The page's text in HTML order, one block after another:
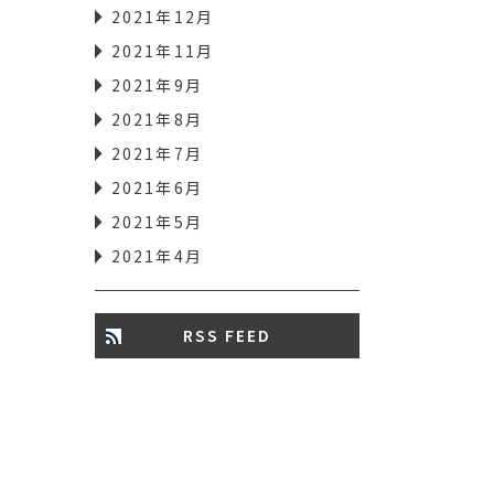
2021年12月
2021年11月
2021年9月
2021年8月
2021年7月
2021年6月
2021年5月
2021年4月
RSS FEED